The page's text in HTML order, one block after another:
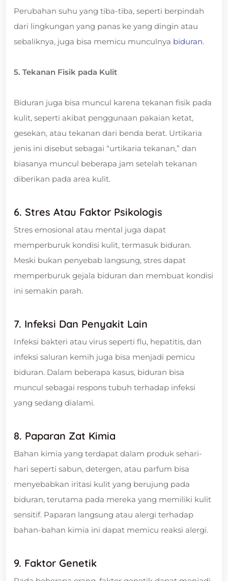
Perubahan suhu yang tiba-tiba, seperti berpindah
dari lingkungan yang panas ke yang dingin atau
sebaliknya, juga bisa memicu munculnya biduran.
5. Tekanan Fisik pada Kulit
Biduran juga bisa muncul karena tekanan fisik pada
kulit, seperti akibat penggunaan pakaian ketat,
gesekan, atau tekanan dari benda berat. Urtikaria
jenis ini disebut sebagai “urtikaria tekanan,” dan
biasanya muncul beberapa jam setelah tekanan
diberikan pada area kulit.
6. Stres Atau Faktor Psikologis
Stres emosional atau mental juga dapat
memperburuk kondisi kulit, termasuk biduran.
Meski bukan penyebab langsung, stres dapat
memperburuk gejala biduran dan membuat kondisi
ini semakin parah.
7. Infeksi Dan Penyakit Lain
Infeksi bakteri atau virus seperti flu, hepatitis, dan
infeksi saluran kemih juga bisa menjadi pemicu
biduran. Dalam beberapa kasus, biduran bisa
muncul sebagai respons tubuh terhadap infeksi
yang sedang dialami.
8. Paparan Zat Kimia
Bahan kimia yang terdapat dalam produk sehari-
hari seperti sabun, detergen, atau parfum bisa
menyebabkan iritasi kulit yang berujung pada
biduran, terutama pada mereka yang memiliki kulit
sensitif. Paparan langsung atau alergi terhadap
bahan-bahan kimia ini dapat memicu reaksi alergi.
9. Faktor Genetik